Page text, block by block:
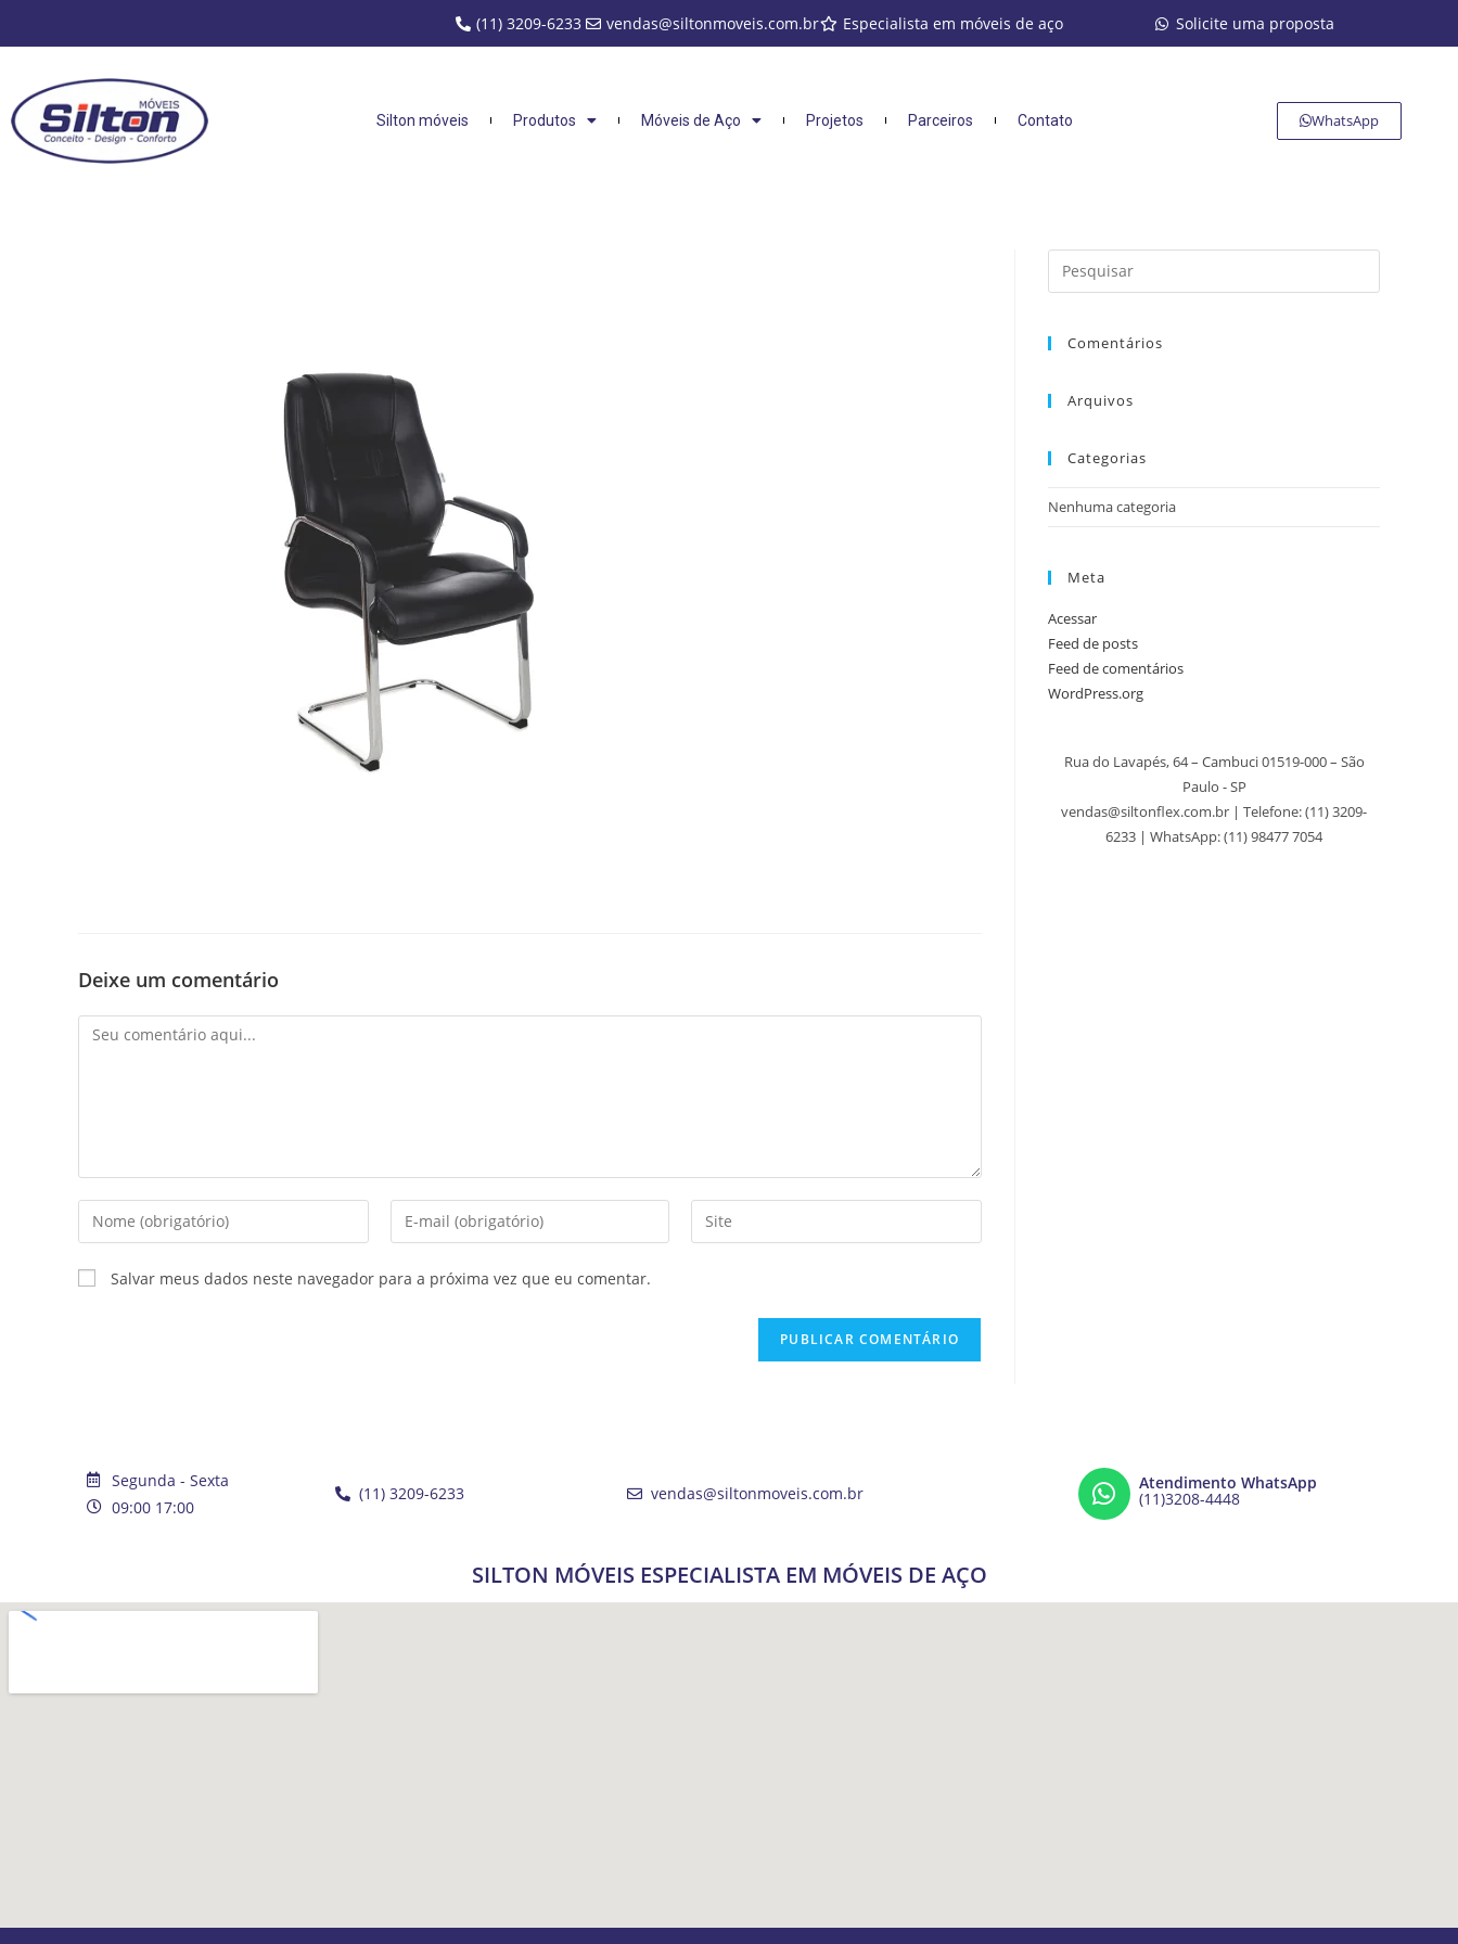
(11) 3209-6233 vendas@siltonmoveis.com.br Especialista em móveis de aço Solicite uma proposta
Silton móveis Produtos Móveis de Aço Projetos Parceiros Contato WhatsApp
Deixe um comentário
Salvar meus dados neste navegador para a próxima vez que eu comentar.
Comentários
Arquivos
Categorias
Nenhuma categoria
Meta
Acessar
Feed de posts
Feed de comentários
WordPress.org
Rua do Lavapés, 64 – Cambuci 01519-000 – São
Paulo - SP
vendas@siltonflex.com.br | Telefone:(11) 3209-
6233 | WhatsApp: (11) 98477 7054
Segunda - Sexta
09:00 17:00
(11) 3209-6233 vendas@siltonmoveis.com.br
Atendimento WhatsApp
(11)3208-4448
SILTON MÓVEIS ESPECIALISTA EM MÓVEIS DE AÇO